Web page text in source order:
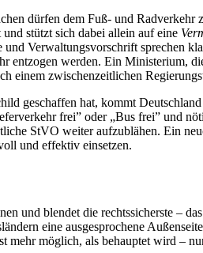
dürfen dem Fuß- und Radverkehr
stützt sich dabei allein auf eine
und Verwaltungsvorschrift sprechen
entzogen werden. Ein Ministerium,
einem zwischenzeitlichen
geschaffen hat, kommt
frei” oder „Bus frei” und
StVO weiter aufzublähen. Ein
und effektiv einsetzen.
und blendet die rechtssicherste –
eine ausgesprochene
möglich, als behauptet wird –